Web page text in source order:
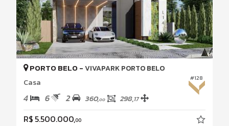
#128
PORTO BELO -VIVAPARK PORTO BELO
Casa
4 6 2 360,00 298,17
R$ 5.500.000,00